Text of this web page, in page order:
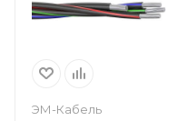
ЭМ-Кабель